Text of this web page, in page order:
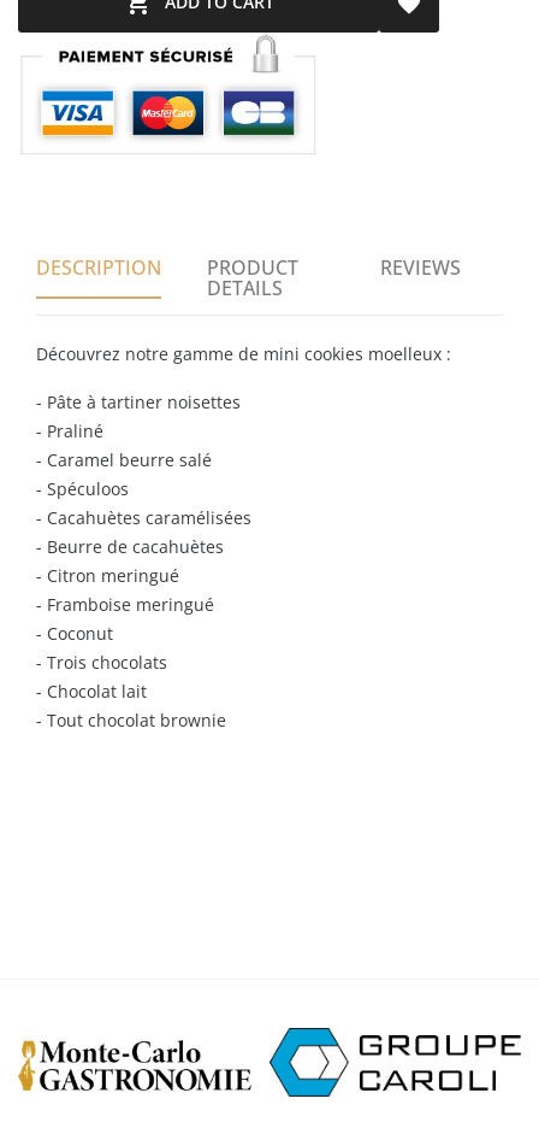
DESCRIPTION PRODUCT
DETAILS
REVIEWS
Découvrez notre gamme de mini cookies moelleux :
- Pâte à tartiner noisettes
- Praliné
- Caramel beurre salé
- Spéculoos
- Cacahuètes caramélisées
- Beurre de cacahuètes
- Citron meringué
- Framboise meringué
- Coconut
- Trois chocolats
- Chocolat lait
- Tout chocolat brownie